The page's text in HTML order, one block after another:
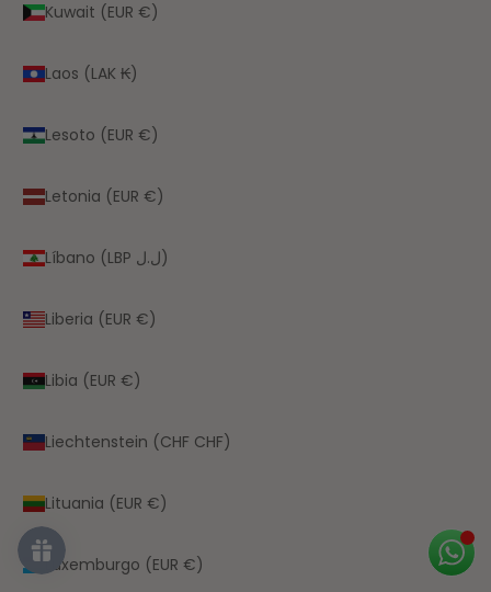
Kuwait (EUR €)
Laos (LAK ₭)
Lesoto (EUR €)
Letonia (EUR €)
Líbano (LBP ل.ل)
Liberia (EUR €)
Libia (EUR €)
Liechtenstein (CHF CHF)
Lituania (EUR €)
Luxemburgo (EUR €)